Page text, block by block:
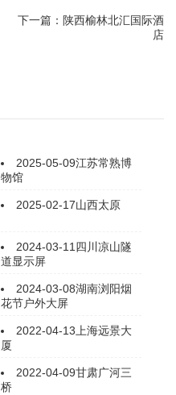
下一篇：陕西榆林北汇国际酒
店
2025-05-09江苏常熟博
物馆
2025-02-17山西太原
2024-03-11四川凉山隧
道显示屏
2024-03-08湖南浏阳烟
花节户外大屏
2022-04-13上海远景大
厦
2022-04-09甘肃广河三
桥​